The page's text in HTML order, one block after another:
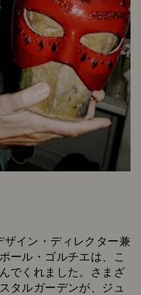
イン・ディレクター兼
ール・ゴルチエは、こ
でくれました。さまざ
タルガーデンが、ジュ